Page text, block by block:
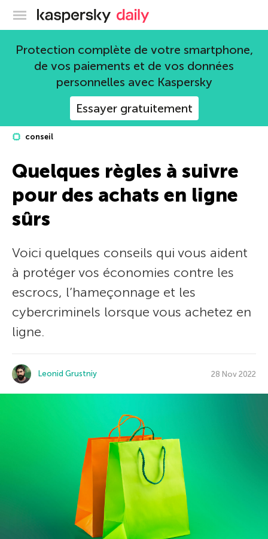
Blog officiel de Kaspersky
Protection complète de votre smartphone,
de vos paiements et de vos données
personnelles avec Kaspersky
Essayer gratuitement
conseil
Quelques règles à suivre
pour des achats en ligne
sûrs
Voici quelques conseils qui vous aident
à protéger vos économies contre les
escrocs, l’hameçonnage et les
cybercriminels lorsque vous achetez en
ligne.
Leonid Grustniy 28 Nov 2022